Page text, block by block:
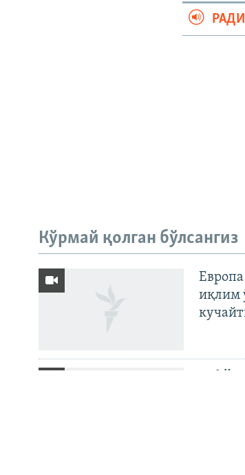
ИЖТИМОИЙ ТАРМОҚЛАР
Кўрмай қолган бўлсангиз
иқлим